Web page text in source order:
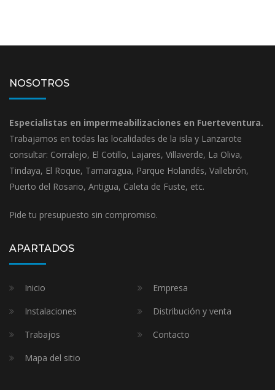
NOSOTROS
Especialistas en impermeabilizaciones en Fuerteventura.
Trabajamos en todas las localidades de la isla y Lanzarote
consultar: Corralejo, El Cotillo, Lajares, Villaverde, La Oliva,
Tindaya, El Roque, Tamaragua, Parque Holandés, Vallebrón,
Puerto del Rosario, Antigua, Caleta de Fuste, etc.
Pide tu presupuesto sin compromiso.
APARTADOS
Inicio
Empresa
Instalaciones
Distribución y venta
Trabajos
Contacto
Mapa del sitio